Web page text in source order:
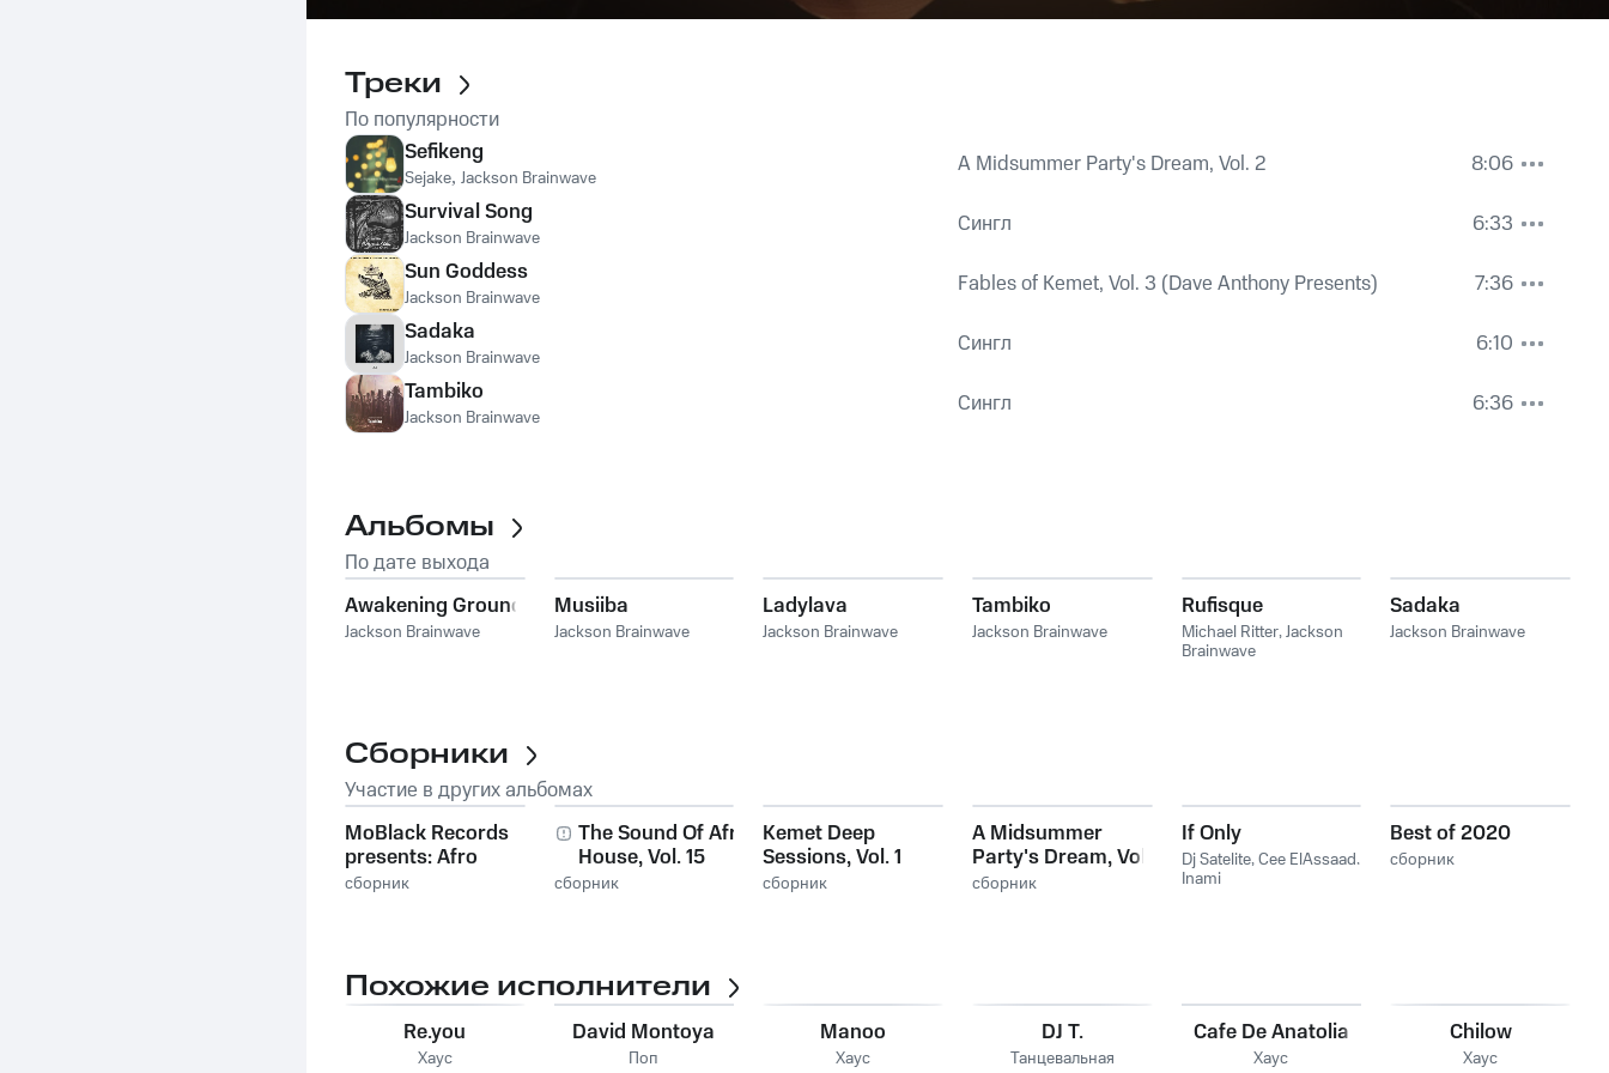
Треки
По популярности
Sefikeng
Sejake, Jackson Brainwave A Midsummer Party's Dream, Vol. 2
8:06
Survival Song
Jackson Brainwave Сингл
6:33
Sun Goddess
Jackson Brainwave Fables of Kemet, Vol. 3 (Dave Anthony Presents)
7:36
Sadaka
Jackson Brainwave Сингл
6:10
Tambiko
Jackson Brainwave Сингл 6:36
Альбомы
По дате выхода
Awakening Ground
Jackson Brainwave
Musiiba
Jackson Brainwave
Ladylava
Jackson Brainwave
Tambiko
Jackson Brainwave
Rufisque
Michael Ritter,Jackson
Brainwave
Sadaka
Jackson Brainwave
Сборники
Участие в других альбомах
MoBlack Records
presents: Afro
House Collection
сборник
The Sound Of Afro
House, Vol. 15
сборник
Kemet Deep
Sessions, Vol. 1
сборник
A Midsummer
Party's Dream, Vol.
2
сборник
If Only
Dj Satelite,Cee ElAssaad,
Inami
Best of 2020
сборник
Похожие исполнители
Re.you
Хаус
David Montoya
Поп
Manoo
Хаус
DJ T.
Танцевальная
Cafe De Anatolia
Хаус
Chilow
Хаус